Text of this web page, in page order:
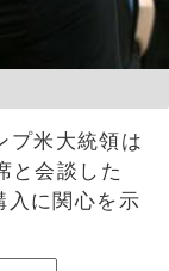
プ米大統領は
と会談した
入に関心を示